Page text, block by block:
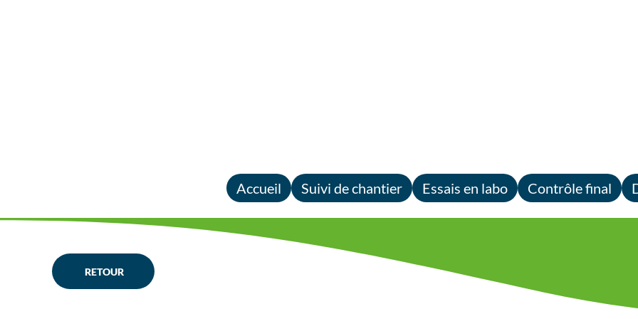
Accueil Suivi de chantier Essais en labo Contrôle final
RETOUR